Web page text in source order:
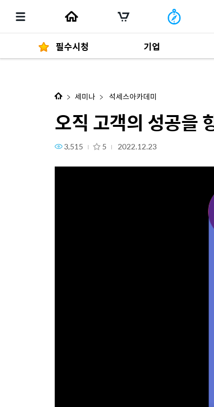
필수시청 기업
경영자 메세지
오직 고객의 성공을 향해 달
다음 콘텐츠
세미나 석세스아카데미
오직 고객의 성공을
3,515 5 2022.12.23